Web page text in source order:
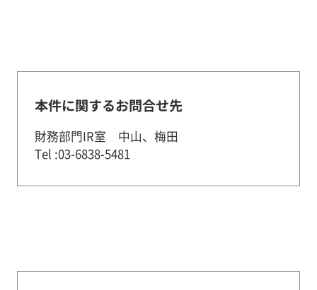
本件に関するお問合せ先
財務部門IR室 中山、梅田
Tel :03-6838-5481